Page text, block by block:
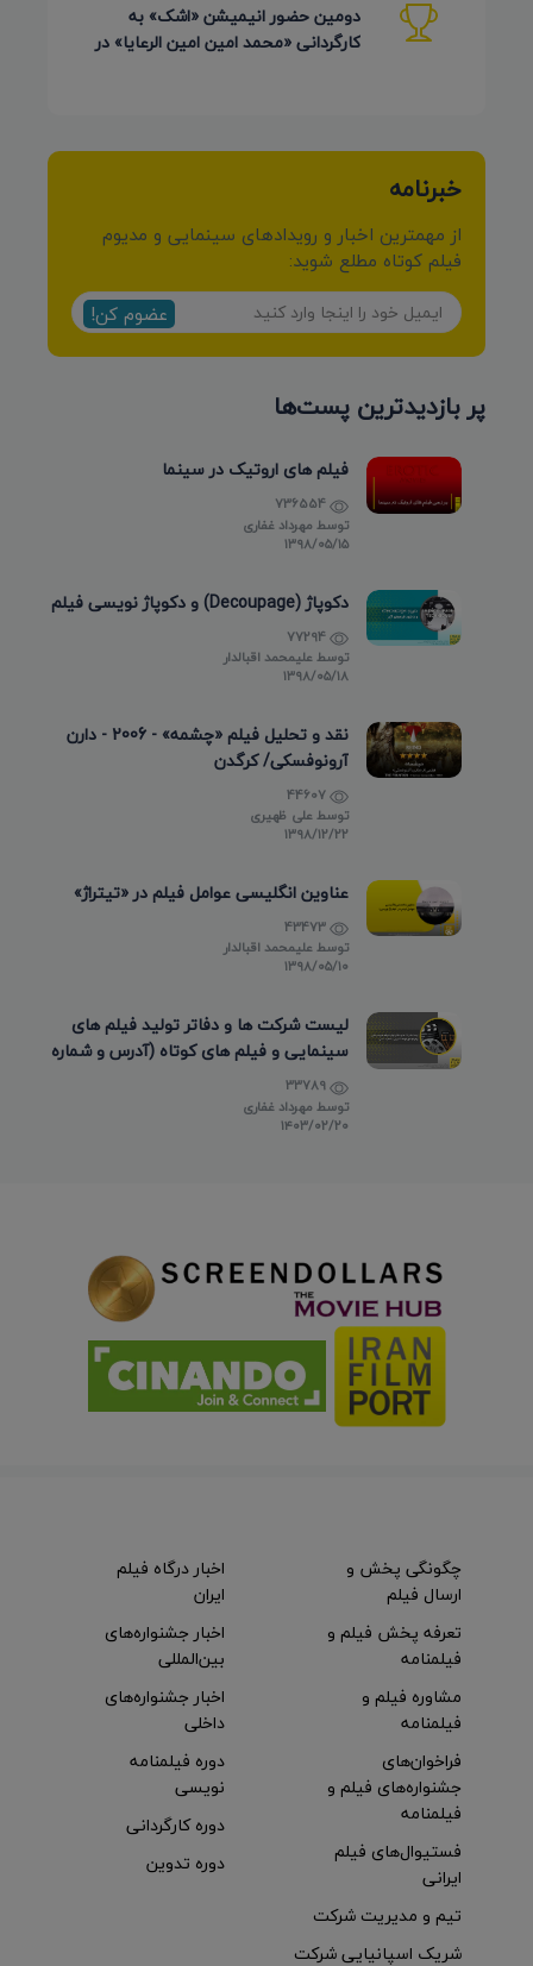
دومین حضور انیمیشن «اشک» به
کارگردانی «محمد امین امین الرعایا» در
خبرنامه
از مهمترین اخبار و رویدادهای سینمایی و مدیوم
فیلم کوتاه مطلع شوید:
عضوم کن!
پر بازدیدترین پست‌ها
فیلم های اروتیک در سینما
توسط مهرداد غفاری
۱۳۹۸/۰۵/۱۵
دکوپاژ (Decoupage) و دکوپاژ نویسی فیلم
توسطعلیمحمد اقبالدار
۱۳۹۸/۰۵/۱۸
نقد و تحلیل فیلم «چشمه» - 2006 - دارن
آرونوفسکی/ کرگدن
توسطعلی ظهیری
۱۳۹۸/۱۲/۲۲
عناوین انگلیسی عوامل فیلم در «تیتراژ»
توسطعلیمحمد اقبالدار
۱۳۹۸/۰۵/۱۰
لیست شرکت ها و دفاتر تولید فیلم های
سینمایی و فیلم های کوتاه (آدرس و شماره
تماس)
توسط مهرداد غفاری
۱۴۰۳/۰۲/۲۰
چگونگی پخش و
ارسال فیلم
تعرفه پخش فیلم و
فیلمنامه
مشاوره فیلم و
فیلمنامه
اخبار درگاه فیلم
ایران
اخبار جشنواره‌های
بین‌المللی
اخبار جشنواره‌های
داخلی
فراخوان‌های
جشنواره‌های فیلم و
فیلمنامه
فستیوال‌های فیلم
ایرانی
دوره فیلمنامه
نویسی
دوره کارگردانی
دوره تدوین
تیم و مدیریت شرکت
شریک اسپانیایی شرکت